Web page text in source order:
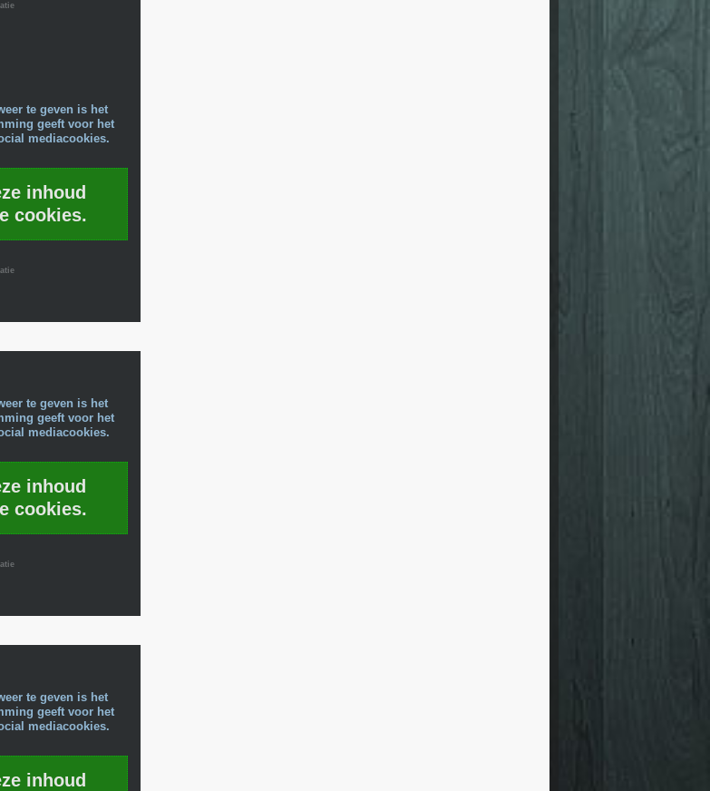
te geven is het
geeft voor het
mediacookies.
inhoud
cookies.
te geven is het
geeft voor het
mediacookies.
inhoud
cookies.
te geven is het
geeft voor het
mediacookies.
inhoud